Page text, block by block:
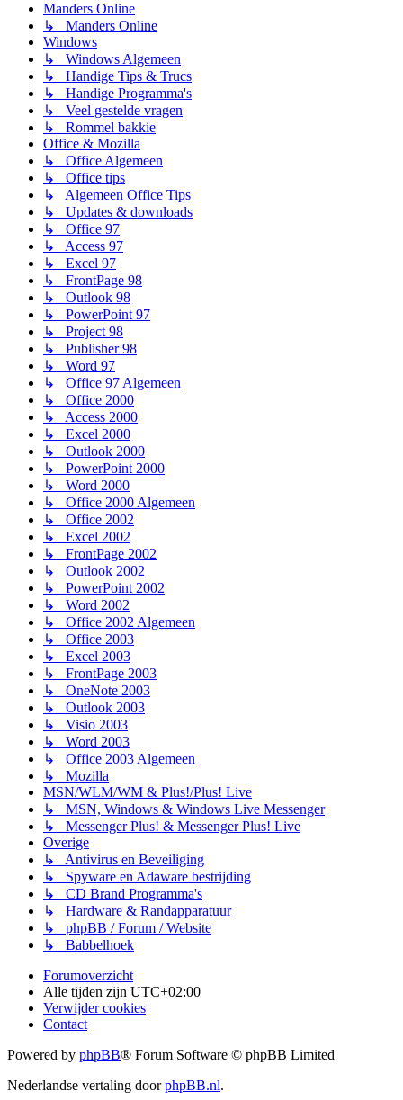
Manders Online
↳ Manders Online
Windows
↳ Windows Algemeen
↳ Handige Tips & Trucs
↳ Handige Programma's
↳ Veel gestelde vragen
↳ Rommel bakkie
Office & Mozilla
↳ Office Algemeen
↳ Office tips
↳ Algemeen Office Tips
↳ Updates & downloads
↳ Office 97
↳ Access 97
↳ Excel 97
↳ FrontPage 98
↳ Outlook 98
↳ PowerPoint 97
↳ Project 98
↳ Publisher 98
↳ Word 97
↳ Office 97 Algemeen
↳ Office 2000
↳ Access 2000
↳ Excel 2000
↳ Outlook 2000
↳ PowerPoint 2000
↳ Word 2000
↳ Office 2000 Algemeen
↳ Office 2002
↳ Excel 2002
↳ FrontPage 2002
↳ Outlook 2002
↳ PowerPoint 2002
↳ Word 2002
↳ Office 2002 Algemeen
↳ Office 2003
↳ Excel 2003
↳ FrontPage 2003
↳ OneNote 2003
↳ Outlook 2003
↳ Visio 2003
↳ Word 2003
↳ Office 2003 Algemeen
↳ Mozilla
MSN/WLM/WM & Plus!/Plus! Live
↳ MSN, Windows & Windows Live Messenger
↳ Messenger Plus! & Messenger Plus! Live
Overige
↳ Antivirus en Beveiliging
↳ Spyware en Adaware bestrijding
↳ CD Brand Programma's
↳ Hardware & Randapparatuur
↳ phpBB / Forum / Website
↳ Babbelhoek
Forumoverzicht
Alle tijden zijn UTC+02:00
Verwijder cookies
Contact
Powered by phpBB® Forum Software © phpBB Limited
Nederlandse vertaling doorphpBB.nl.